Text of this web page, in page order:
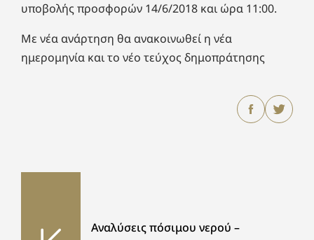
υποβολής προσφορών 14/6/2018 και ώρα 11:00.
Με νέα ανάρτηση θα ανακοινωθεί η νέα
ημερομηνία και το νέο τεύχος δημοπράτησης
Αναλύσεις πόσιμου νερού –